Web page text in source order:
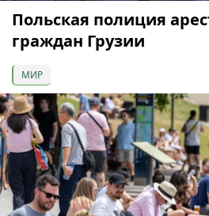
Польская полиция
граждан Грузии
МИР